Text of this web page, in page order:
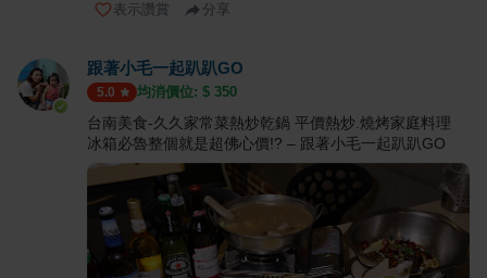
表示讚賞 分享
跟著小毛一起趴趴GO
5.0 均消價位: $ 350
台南美食-久久家常菜熱炒乾鍋 平價熱炒.燒烤家庭料理
冰箱必魯整個就是超佛心價!? – 跟著小毛一起趴趴GO